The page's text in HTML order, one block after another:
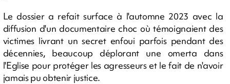
Le dossier a refait surface à l'automne 2023 avec la
diffusion d'un documentaire choc où témoignaient des
victimes livrant un secret enfoui parfois pendant des
décennies, beaucoup déplorant une omerta dans
l'Eglise pour protéger les agresseurs et le fait de n'avoir
jamais pu obtenir justice.